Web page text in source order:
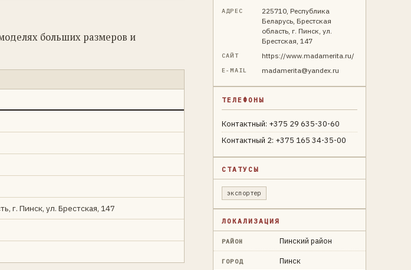
больших размеров и
г. Пинск, ул. Брестская, 147
АДРЕС
225710, Республика
Беларусь, Брестская
область, г. Пинск, ул.
Брестская, 147
САЙТ https://www.madamerita.ru/
E-MAIL madamerita@yandex.ru
ТЕЛЕФОНЫ
Контактный: +375 29 635-30-60
Контактный 2: +375 165 34-35-00
СТАТУСЫ
экспортер
ЛОКАЛИЗАЦИЯ
РАЙОН Пинский район
ГОРОД Пинск